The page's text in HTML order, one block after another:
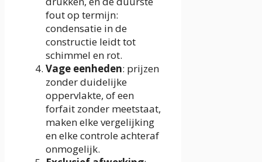
fout op termijn:
condensatie in de
constructie leidt tot
schimmel en rot.
Vage eenheden: prijzen
zonder duidelijke
oppervlakte, of een
forfait zonder meetstaat,
maken elke vergelijking
en elke controle achteraf
onmogelijk.